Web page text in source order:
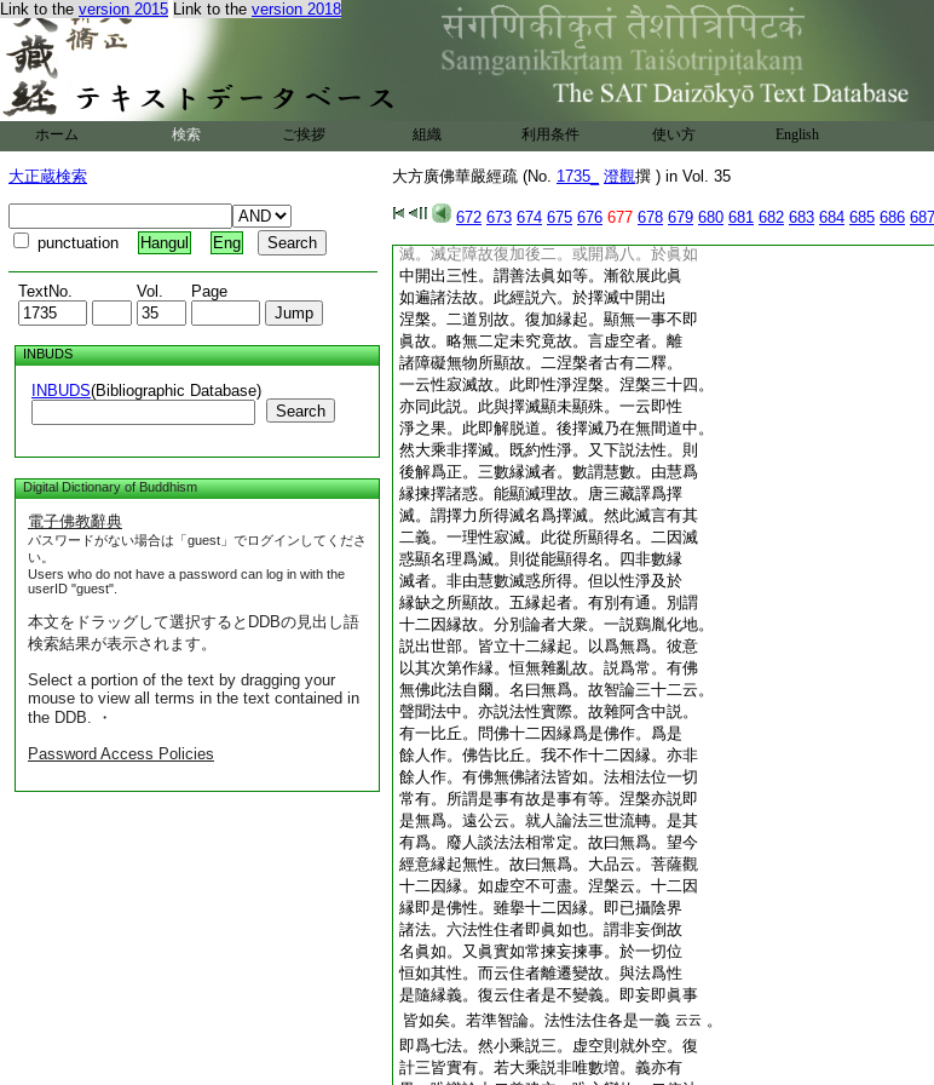
Link to the version 2015 Link to the version 2018
ホーム 検索 ご挨拶 組織 利用条件 使い方 English
大正蔵検索
punctuation Hangul Eng
TextNo. Vol. Page
INBUDS
INBUDS(Bibliographic Database)
Search
Digital Dictionary of Buddhism
電子佛教辭典
パスワードがない場合は「guest」でログインしてくださ
い。
Users who do not have a password can log in with the
userID "guest".
本文をドラッグして選択するとDDBの見出し語
検索結果が表示されます。
Select a portion of the text by dragging your
mouse to view all terms in the text contained in
the DDB. ・
Password Access Policies
大方廣佛華嚴經疏 (No. 1735_ 澄觀撰 ) in Vol. 35
672 673 674 675 676 677 678 679 680 681 682 683 684 685 686 687
二論心境爲異。今略擧四事。三界即所依
處。衆生即能依之者。然所依處隨心成異。
故論云。欲所屬界名欲界等。第五無爲。爲
者作也。即前生滅今虚空等。寂寞沖虚湛然
常住。無彼造作。故名無爲。瑜伽云。無生滅
不繋屬因縁。是名無爲。智論云。無所得故名
爲無爲。淨名云。不墮數故。然諸論總名大
旨無別。然其名數開合不同。小乘多説三
種。即此中初及三四。諸大乘中掌珍説四。
謂加眞如。法相論中或説有六。復加不動
滅。滅定障故復加後二。或開爲八。於眞如
中開出三性。謂善法眞如等。漸欲展此眞
如遍諸法故。此經説六。於擇滅中開出
涅槃。二道別故。復加縁起。顯無一事不即
眞故。略無二定未究竟故。言虚空者。離
諸障礙無物所顯故。二涅槃者古有二釋。
一云性寂滅故。此即性淨涅槃。涅槃三十四。
亦同此説。此與擇滅顯未顯殊。一云即性
淨之果。此即解脱道。後擇滅乃在無間道中。
然大乘非擇滅。既約性淨。又下説法性。則
後解爲正。三數縁滅者。數謂慧數。由慧爲
縁揀擇諸惑。能顯滅理故。唐三藏譯爲擇
滅。謂擇力所得滅名爲擇滅。然此滅言有其
二義。一理性寂滅。此從所顯得名。二因滅
惑顯名理爲滅。則從能顯得名。四非數縁
滅者。非由慧數滅惑所得。但以性淨及於
縁缺之所顯故。五縁起者。有別有通。別謂
十二因縁故。分別論者大衆。一説鷄胤化地。
説出世部。皆立十二縁起。以爲無爲。彼意
以其次第作縁。恒無雜亂故。説爲常。有佛
無佛此法自爾。名曰無爲。故智論三十二云。
聲聞法中。亦説法性實際。故雜阿含中説。
有一比丘。問佛十二因縁爲是佛作。爲是
餘人作。佛告比丘。我不作十二因縁。亦非
餘人作。有佛無佛諸法皆如。法相法位一切
常有。所謂是事有故是事有等。涅槃亦説即
是無爲。遠公云。就人論法三世流轉。是其
有爲。廢人談法法相常定。故曰無爲。望今
經意縁起無性。故曰無爲。大品云。菩薩觀
十二因縁。如虚空不可盡。涅槃云。十二因
縁即是佛性。雖擧十二因縁。即已攝陰界
諸法。六法性住者即眞如也。謂非妄倒故
名眞如。又眞實如常揀妄揀事。於一切位
恒如其性。而云住者離遷變故。與法爲性
是隨縁義。復云住者是不變義。即妄即眞事
皆如矣。若準智論。法性法住各是一義 云云 。
即爲七法。然小乘説三。虚空則就外空。復
計三皆實有。若大乘説非唯數増。義亦有